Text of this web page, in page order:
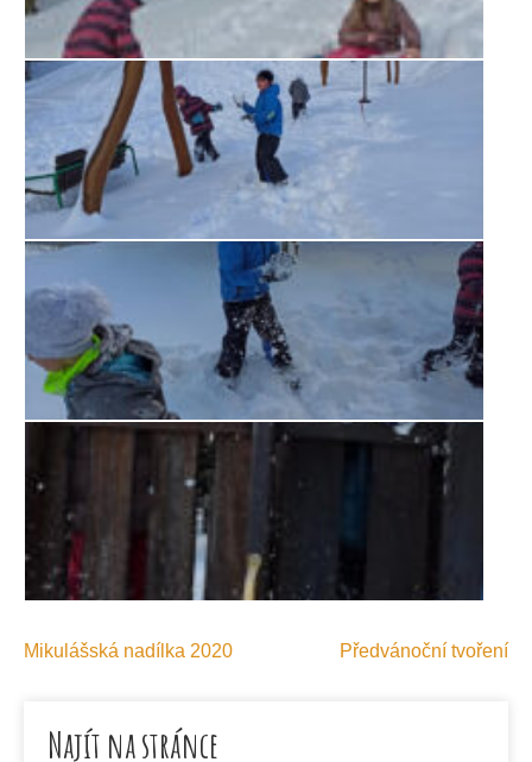
Navigace
Mikulášská nadílka 2020 Předvánoční tvoření
Najít na stránce